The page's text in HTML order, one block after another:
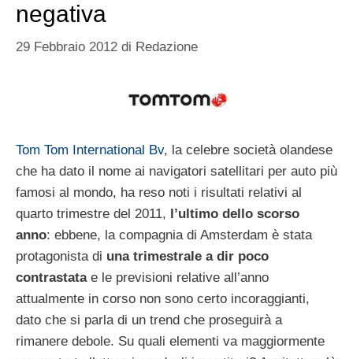
negativa
29 Febbraio 2012 di Redazione
Tom Tom International Bv, la celebre società olandese
che ha dato il nome ai navigatori satellitari per auto più
famosi al mondo, ha reso noti i risultati relativi al
quarto trimestre del 2011, l’ultimo dello scorso
anno: ebbene, la compagnia di Amsterdam è stata
protagonista di una trimestrale a dir poco
contrastatae le previsioni relative all’anno
attualmente in corso non sono certo incoraggianti,
dato che si parla di un trend che proseguirà a
rimanere debole. Su quali elementi va maggiormente